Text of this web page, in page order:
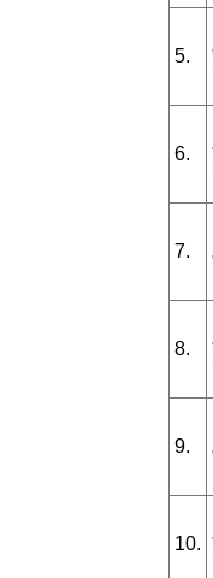
5.
6.
7.
8.
9.
10.